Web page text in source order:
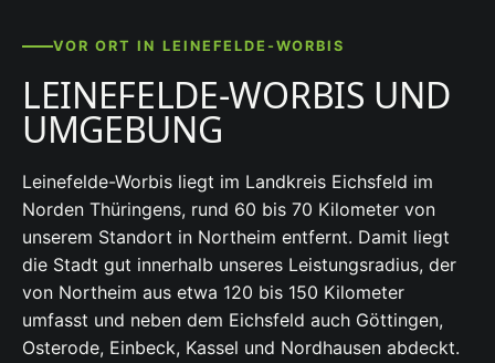
VOR ORT IN LEINEFELDE-WORBIS
LEINEFELDE-WORBIS UND
UMGEBUNG
Leinefelde-Worbis liegt im Landkreis Eichsfeld im
Norden Thüringens, rund 60 bis 70 Kilometer von
unserem Standort in Northeim entfernt. Damit liegt
die Stadt gut innerhalb unseres Leistungsradius, der
von Northeim aus etwa 120 bis 150 Kilometer
umfasst und neben dem Eichsfeld auch Göttingen,
Osterode, Einbeck, Kassel und Nordhausen abdeckt.